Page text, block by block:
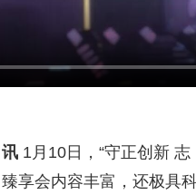
1月10日，“守正创新
享会内容丰富，还极具